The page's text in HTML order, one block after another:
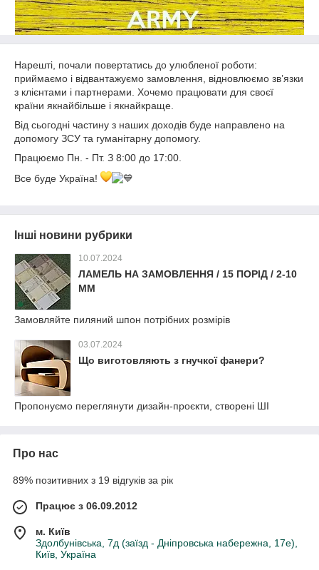
Нарешті, почали повертатись до улюбленої роботи:
приймаємо і відвантажуємо замовлення, відновлюємо зв’язки
з клієнтами і партнерами. Хочемо працювати для своєї
країни якнайбільше і якнайкраще.
Від сьогодні частину з наших доходів буде направлено на
допомогу ЗСУ та гуманітарну допомогу.
Працюємо Пн. - Пт. З 8:00 до 17:00.
Все буде Україна!
Інші новини рубрики
10.07.2024
ЛАМЕЛЬ НА ЗАМОВЛЕННЯ / 15 ПОРІД / 2-10
ММ
Замовляйте пиляний шпон потрібних розмірів
03.07.2024
Що виготовляють з гнучкої фанери?
Пропонуємо переглянути дизайн-проєкти, створені ШІ
Про нас
89% позитивних з 19 відгуків за рік
Працює з 06.09.2012
м. Київ
Здолбунівська, 7д (заїзд - Дніпровська набережна, 17е),
Київ, Україна